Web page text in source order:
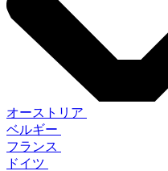
オーストリア
ベルギー
フランス
ドイツ